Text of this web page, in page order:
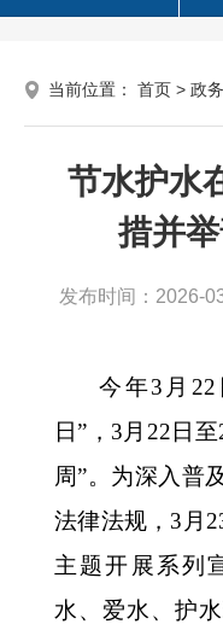
当前位置： 首页 > 政
节水护水
措并
发布时间：2026-
今年3月
日”，3月22日
周”。为深入普
法律法规，3月
主题开展系列
水、爱水、护